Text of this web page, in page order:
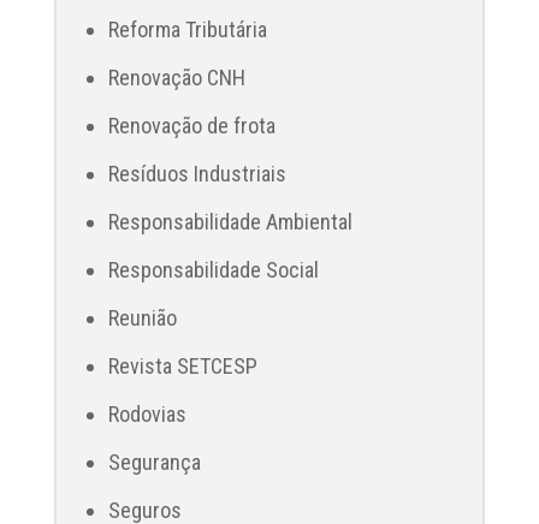
Reforma Tributária
Renovação CNH
Renovação de frota
Resíduos Industriais
Responsabilidade Ambiental
Responsabilidade Social
Reunião
Revista SETCESP
Rodovias
Segurança
Seguros